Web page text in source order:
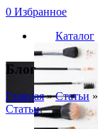
0 Избранное
Каталог
Блог
Главная»Статьи »
Статьи